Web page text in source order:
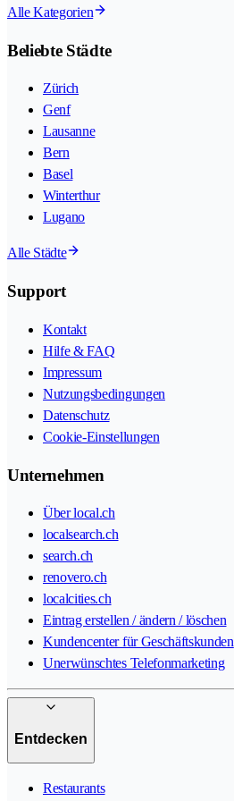
Alle Kategorien
Beliebte Städte
Zürich
Genf
Lausanne
Bern
Basel
Winterthur
Lugano
Alle Städte
Support
Kontakt
Hilfe & FAQ
Impressum
Nutzungsbedingungen
Datenschutz
Cookie-Einstellungen
Unternehmen
Über local.ch
localsearch.ch
search.ch
renovero.ch
localcities.ch
Eintrag erstellen / ändern / löschen
Kundencenter für Geschäftskunden
Unerwünschtes Telefonmarketing
Entdecken
Restaurants